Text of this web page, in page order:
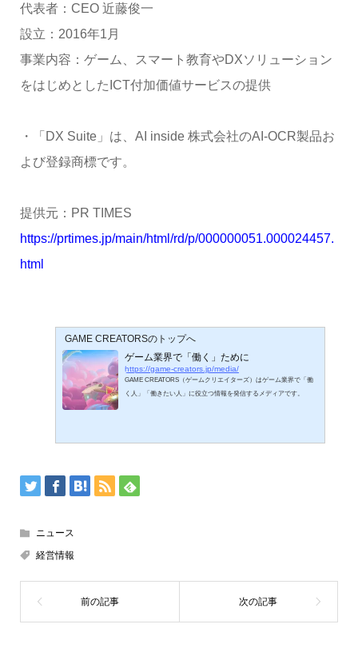
代表者：CEO 近藤俊一
設立：2016年1月
事業内容：ゲーム、スマート教育やDXソリューション
をはじめとしたICT付加価値サービスの提供
・「DX Suite」は、AI inside 株式会社のAI-OCR製品お
よび登録商標です。
提供元：PR TIMES
https://prtimes.jp/main/html/rd/p/000000051.000024457.
html
GAME CREATORSのトップへ
ゲーム業界で「働く」ために
https://game-creators.jp/media/
GAME CREATORS（ゲームクリエイターズ）はゲーム業界で「働
く人」「働きたい人」に役立つ情報を発信するメディアです。
ニュース
経営情報